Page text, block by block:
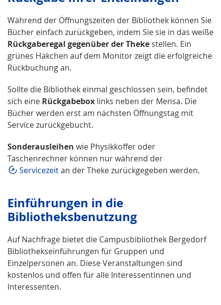
Während der Öffnungszeiten der Bibliothek können Sie
Bücher einfach zurückgeben, indem Sie sie in das weiße
Rückgaberegal gegenüber der Theke stellen. Ein
grünes Häkchen auf dem Monitor zeigt die erfolgreiche
Rückbuchung an.
Sollte die Bibliothek einmal geschlossen sein, befindet
sich eine Rückgabebox links neben der Mensa. Die
Bücher werden erst am nächsten Öffnungstag mit
Service zurückgebucht.
Sonderausleihen wie Physikkoffer oder
Taschenrechner können nur während der
Servicezeitan der Theke zurückgegeben werden.
Einführungen in die
Bibliotheksbenutzung
Auf Nachfrage bietet die Campusbibliothek Bergedorf
Bibliothekseinführungen für Gruppen und
Einzelpersonen an. Diese Veranstaltungen sind
kostenlos und offen für alle Interessentinnen und
Interessenten.